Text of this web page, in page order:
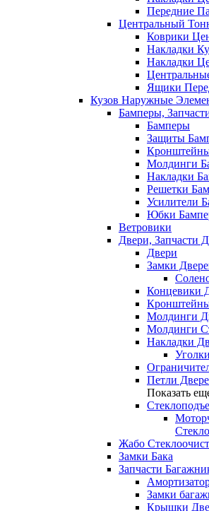
Передние
Центральный
Коврики
Накладки
Накладки
Ящики
Кузов Наружные
Бамперы,
Бамперы
Защиты
Молдинги
Накладки
Решетки
Усилители
Юбки
Ветровики
Двери, Запчасти
Двери
Замки
Концевики
Молдинги
Молдинги
Накладки
Петли
Показать
Жабо
Замки Бака
Запчасти
Замки
Крышки